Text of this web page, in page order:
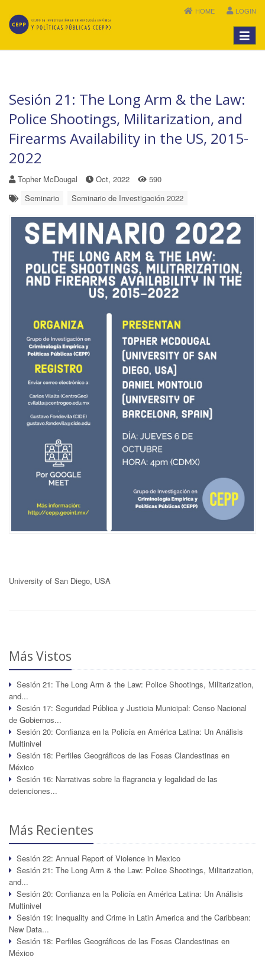
HOME LOGIN
Menú
Sesión 21: The Long Arm & the Law:
Police Shootings, Militarization, and
Firearms Availability in the US, 2015-
2022
Topher McDougal Oct, 2022
590
Seminario
Seminario de Investigación 2022
University of San Diego, USA
Más Vistos
Sesión 21: The Long Arm & the Law: Police Shootings, Militarization,
and...
Sesión 17: Seguridad Pública y Justicia Municipal: Censo Nacional
de Gobiernos...
Sesión 20: Confianza en la Policía en América Latina: Un Análisis
Multinivel
Sesión 18: Perfiles Geográficos de las Fosas Clandestinas en
México
Sesión 16: Narrativas sobre la flagrancia y legalidad de las
detenciones...
Más Recientes
Sesión 22: Annual Report of Violence in Mexico
Sesión 21: The Long Arm & the Law: Police Shootings, Militarization,
and...
Sesión 20: Confianza en la Policía en América Latina: Un Análisis
Multinivel
Sesión 19: Inequality and Crime in Latin America and the Caribbean:
New Data...
Sesión 18: Perfiles Geográficos de las Fosas Clandestinas en
México